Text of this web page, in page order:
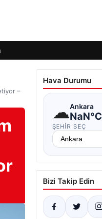
–
Hava Durumu
☁Ankara
NaN°C
ŞEHIR SEÇ
Bizi Takip Edin